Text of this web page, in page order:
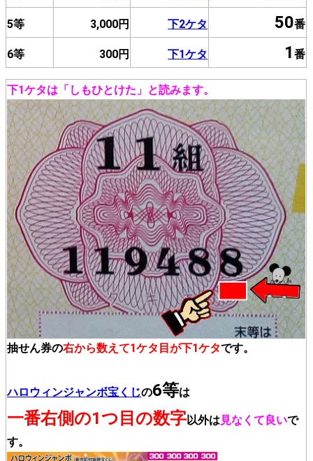
5等 3,000円 下2ケタ 50番
6等 300円 下1ケタ 1番
下1ケタは「しもひとけた」と読みます。
抽せん券の右から数えて1ケタ目が下1ケタです。
ハロウィンジャンボ宝くじの6等は
一番右側の1つ目の数字以外は見なくて良いで
す。